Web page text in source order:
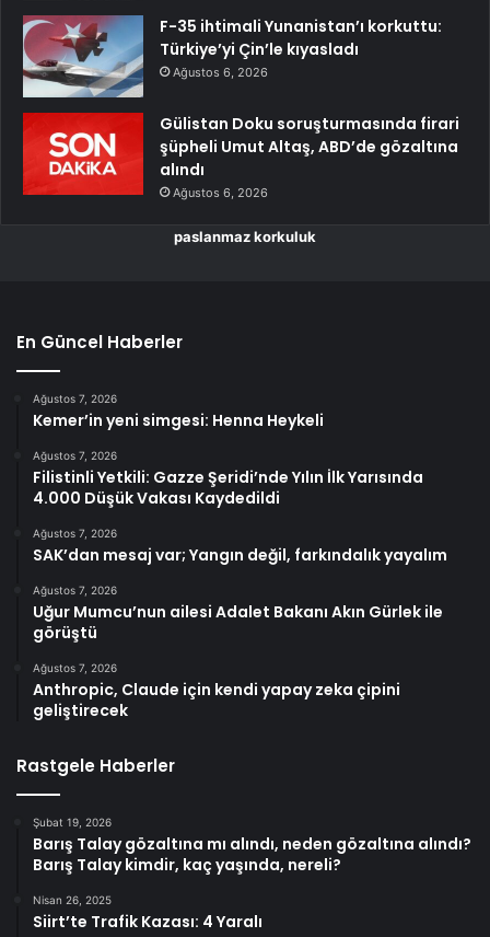
F-35 ihtimali Yunanistan’ı korkuttu:
Türkiye’yi Çin’le kıyasladı
Ağustos 6, 2026
Gülistan Doku soruşturmasında firari
şüpheli Umut Altaş, ABD’de gözaltına
alındı
Ağustos 6, 2026
paslanmaz korkuluk
En Güncel Haberler
Ağustos 7, 2026
Kemer’in yeni simgesi: Henna Heykeli
Ağustos 7, 2026
Filistinli Yetkili: Gazze Şeridi’nde Yılın İlk Yarısında
4.000 Düşük Vakası Kaydedildi
Ağustos 7, 2026
SAK’dan mesaj var; Yangın değil, farkındalık yayalım
Ağustos 7, 2026
Uğur Mumcu’nun ailesi Adalet Bakanı Akın Gürlek ile
görüştü
Ağustos 7, 2026
Anthropic, Claude için kendi yapay zeka çipini
geliştirecek
Rastgele Haberler
Şubat 19, 2026
Barış Talay gözaltına mı alındı, neden gözaltına alındı?
Barış Talay kimdir, kaç yaşında, nereli?
Nisan 26, 2025
Siirt’te Trafik Kazası: 4 Yaralı